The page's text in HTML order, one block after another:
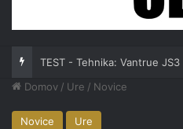
TEST - Tehnika: Vantrue JS3
Domov / Ure / Novice
Novice Ure